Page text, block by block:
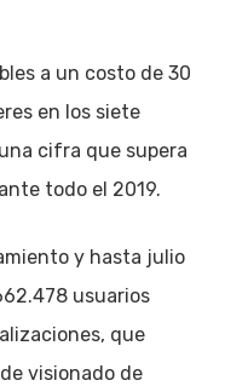
a un costo de 30
en los siete
cifra que supera
todo el 2019.
y hasta julio
usuarios
que
visionado de